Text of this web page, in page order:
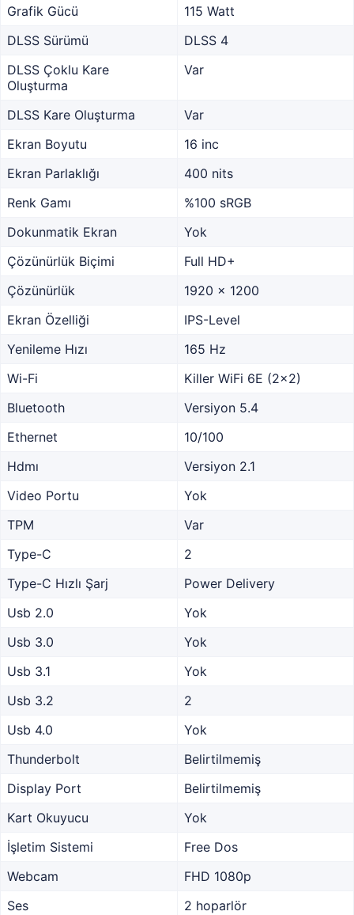
Grafik Gücü
115 Watt
DLSS Sürümü
DLSS 4
DLSS Çoklu Kare
Oluşturma
Var
DLSS Kare Oluşturma
Var
Ekran Boyutu
16 inc
Ekran Parlaklığı
400 nits
Renk Gamı
%100 sRGB
Dokunmatik Ekran
Yok
Çözünürlük Biçimi
Full HD+
Çözünürlük
1920 x 1200
Ekran Özelliği
IPS-Level
Yenileme Hızı
165 Hz
Wi-Fi
Killer WiFi 6E (2x2)
Bluetooth
Versiyon 5.4
Ethernet
10/100
Hdmı
Versiyon 2.1
Video Portu
Yok
TPM
Var
Type-C
2
Type-C Hızlı Şarj
Power Delivery
Usb 2.0
Yok
Usb 3.0
Yok
Usb 3.1
Yok
Usb 3.2
2
Usb 4.0
Yok
Thunderbolt
Belirtilmemiş
Display Port
Belirtilmemiş
Kart Okuyucu
Yok
İşletim Sistemi
Free Dos
Webcam
FHD 1080p
Ses
2 hoparlör